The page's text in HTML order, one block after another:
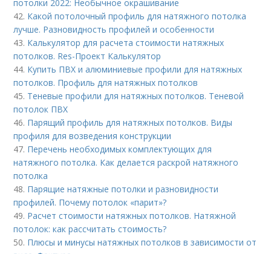
потолки 2022: Необычное окрашивание
42. Какой потолочный профиль для натяжного потолка
лучше. Разновидность профилей и особенности
43. Калькулятор для расчета стоимости натяжных
потолков. Res-Проект Калькулятор
44. Купить ПВХ и алюминиевые профили для натяжных
потолков. Профиль для натяжных потолков
45. Теневые профили для натяжных потолков. Теневой
потолок ПВХ
46. Парящий профиль для натяжных потолков. Виды
профиля для возведения конструкции
47. Перечень необходимых комплектующих для
натяжного потолка. Как делается раскрой натяжного
потолка
48. Парящие натяжные потолки и разновидности
профилей. Почему потолок «парит»?
49. Расчет стоимости натяжных потолков. Натяжной
потолок: как рассчитать стоимость?
50. Плюсы и минусы натяжных потолков в зависимости от